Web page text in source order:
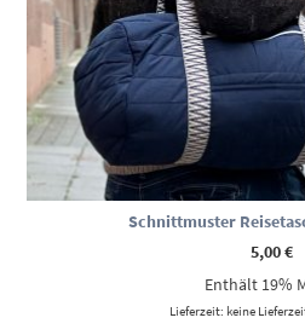
Schnittmuster
5,00€
Enthält 19%
Lieferzeit: keine